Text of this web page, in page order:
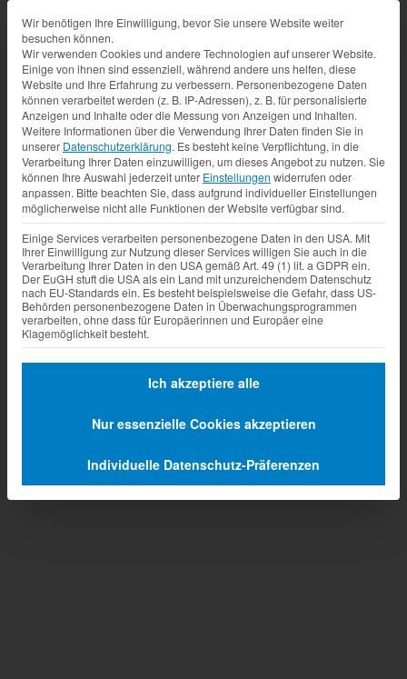
Datenschutz-Präferenz
Wir benötigen Ihre Einwilligung, bevor Sie unsere Website weiter
besuchen können.
Wir verwenden Cookies und andere Technologien auf unserer Website.
Einige von ihnen sind essenziell, während andere uns helfen, diese
Website und Ihre Erfahrung zu verbessern. Personenbezogene Daten
können verarbeitet werden (z. B. IP-Adressen), z. B. für personalisierte
Anzeigen und Inhalte oder die Messung von Anzeigen und Inhalten.
Weitere Informationen über die Verwendung Ihrer Daten finden Sie in
unserer Datenschutzerklärung. Es besteht keine Verpflichtung, in die
Verarbeitung Ihrer Daten einzuwilligen, um dieses Angebot zu nutzen. Sie
können Ihre Auswahl jederzeit unter Einstellungen widerrufen oder
anpassen. Bitte beachten Sie, dass aufgrund individueller Einstellungen
möglicherweise nicht alle Funktionen der Website verfügbar sind.
Einige Services verarbeiten personenbezogene Daten in den USA. Mit
Ihrer Einwilligung zur Nutzung dieser Services willigen Sie auch in die
Verarbeitung Ihrer Daten in den USA gemäß Art. 49 (1) lit. a GDPR ein.
Der EuGH stuft die USA als ein Land mit unzureichendem Datenschutz
nach EU-Standards ein. Es besteht beispielsweise die Gefahr, dass US-
Behörden personenbezogene Daten in Überwachungsprogrammen
verarbeiten, ohne dass für Europäerinnen und Europäer eine
Klagemöglichkeit besteht.
Ich akzeptiere alle
Nur essenzielle Cookies akzeptieren
Individuelle Datenschutz-Präferenzen